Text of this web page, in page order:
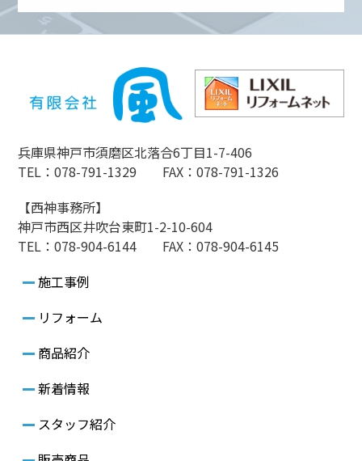
兵庫県神戸市須磨区北落合6丁目1-7-406
TEL：078-791-1329 FAX：078-791-1326
【西神事務所】
神戸市西区井吹台東町1-2-10-604
TEL：078-904-6144 FAX：078-904-6145
施工事例
リフォーム
商品紹介
新着情報
スタッフ紹介